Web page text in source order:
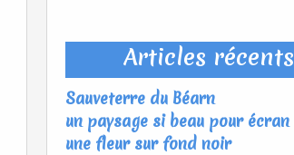
Articles récents
Sauveterre du Béarn
une fleur sur fond noir